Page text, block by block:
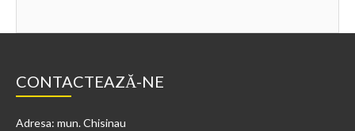
CONTACTEAZĂ-NE
Adresa: mun. Chisinau